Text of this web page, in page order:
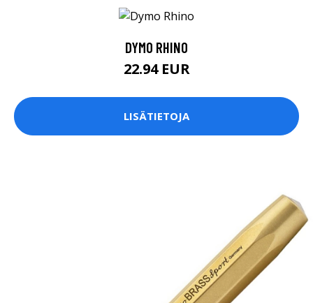
DYMO RHINO
22.94 EUR
LISÄTIETOJA